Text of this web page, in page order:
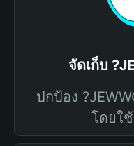
จัดเก็บ
ปกป้อง
โดยใ